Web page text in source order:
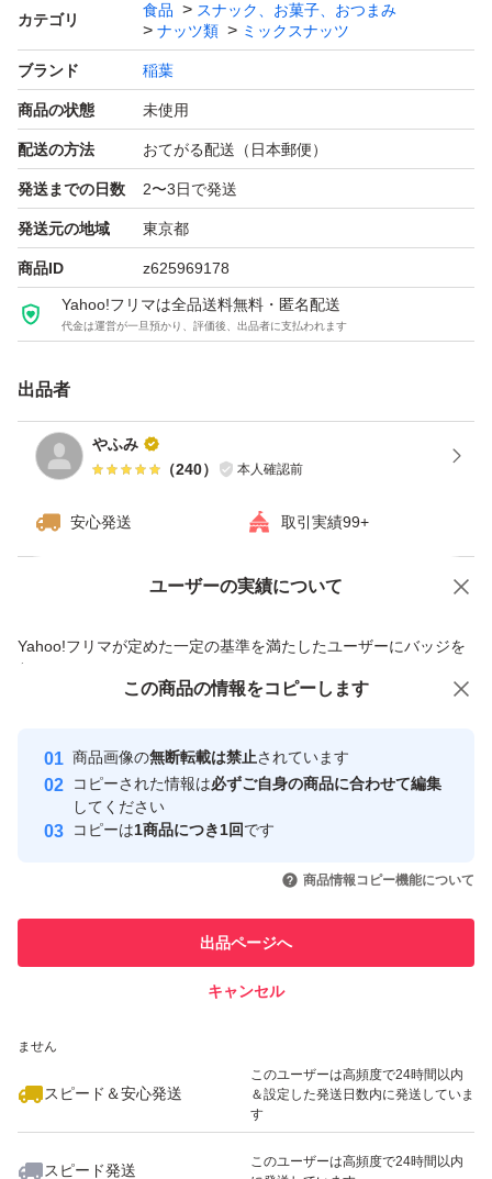
カテゴリ
食品
スナック、お菓子、おつまみ
ナッツ類
ミックスナッツ
ブランド 稲葉
商品の状態 未使用
配送の方法 おてがる配送（日本郵便）
発送までの日数 2〜3日で発送
発送元の地域 東京都
商品ID z625969178
Yahoo!フリマは全品送料無料・匿名配送
代金は運営が一旦預かり、評価後、出品者に支払われます
出品者
やふみ
（240） 本人確認前
安心発送 取引実績99+
ユーザーの実績について
Yahoo!フリマが定めた一定の基準を満たしたユーザーにバッジを
付与しています
安心取引出品者
心・安全なユーザーです
取引実績
引を完了させた実績があります
での取引実績があります
ません
スピード＆安心発送
このユーザーは高頻度で24時間以内
＆設定した発送日数内に発送していま
す
スピード発送
このユーザーは高頻度で24時間以内
価格の相談 商品への質問
この商品の情報をコピーします
商品画像の無断転載は禁止されています
コピーされた情報は必ずご自身の商品に合わせて編集
してください
コピーは1商品につき1回です
商品情報コピー機能について
出品ページへ
キャンセル
この商品をみている人にオススメ